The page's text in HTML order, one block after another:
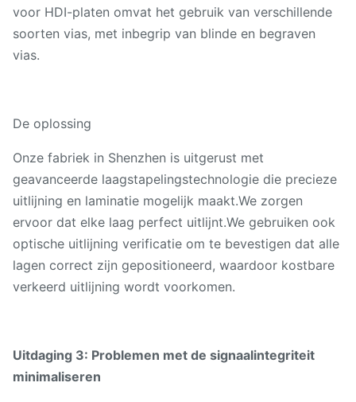
voor HDI-platen omvat het gebruik van verschillende
soorten vias, met inbegrip van blinde en begraven
vias.
De oplossing
Onze fabriek in Shenzhen is uitgerust met
geavanceerde laagstapelingstechnologie die precieze
uitlijning en laminatie mogelijk maakt.We zorgen
ervoor dat elke laag perfect uitlijnt.We gebruiken ook
optische uitlijning verificatie om te bevestigen dat alle
lagen correct zijn gepositioneerd, waardoor kostbare
verkeerd uitlijning wordt voorkomen.
Uitdaging 3: Problemen met de signaalintegriteit
minimaliseren